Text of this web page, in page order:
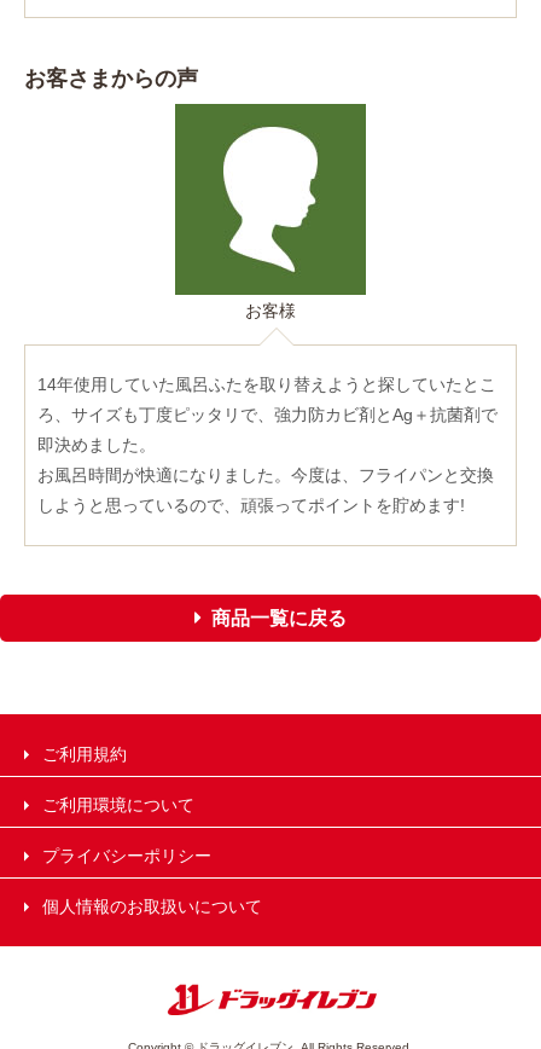
お客さまからの声
お客様
14年使用していた風呂ふたを取り替えようと探していたとこ
ろ、サイズも丁度ピッタリで、強力防カビ剤とAg＋抗菌剤で
即決めました。
お風呂時間が快適になりました。今度は、フライパンと交換
しようと思っているので、頑張ってポイントを貯めます!
商品一覧に戻る
ご利用規約
ご利用環境について
プライバシーポリシー
個人情報のお取扱いについて